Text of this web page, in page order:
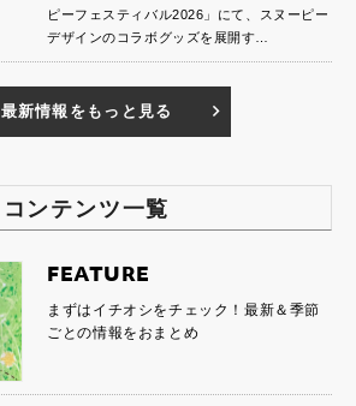
ピーフェスティバル2026」にて、スヌーピー
デザインのコラボグッズを展開す…
最新情報をもっと見る
コンテンツ一覧
FEATURE
まずはイチオシをチェック！最新＆季節
ごとの情報をおまとめ